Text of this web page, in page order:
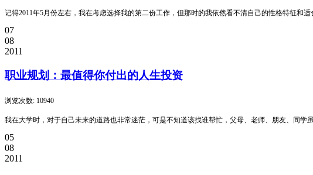
记得2011年5月份左右，我在考虑选择我的第二份工作，但那时的我依然看不清自己的性格特征
07
08
2011
职业规划：最值得你付出的人生投资
浏览次数: 10940
我在大学时，对于自己未来的道路也非常迷茫，可是不知道该找谁帮忙，父母、老师、朋友、同
05
08
2011